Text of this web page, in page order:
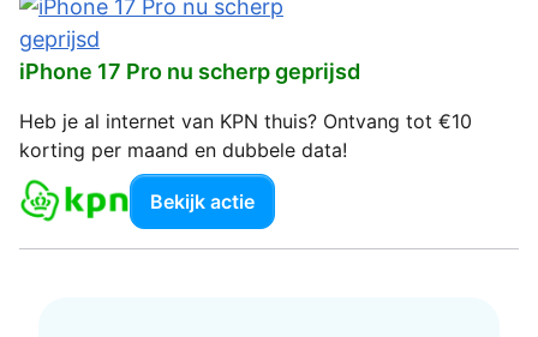
iPhone 17 Pro nu scherp geprijsd
Heb je al internet van KPN thuis? Ontvang tot €10
korting per maand en dubbele data!
Bekijk actie